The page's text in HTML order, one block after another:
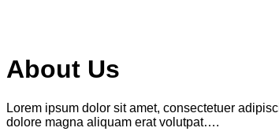
About Us
Lorem ipsum dolor sit amet, consectetuer
dolore magna aliquam erat volutpat….